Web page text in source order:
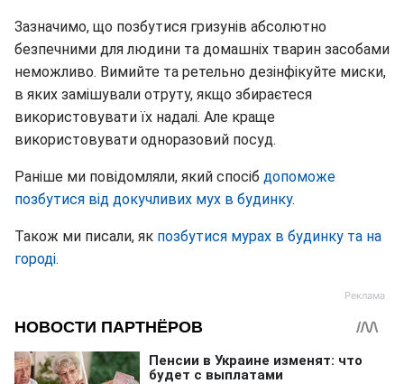
Зазначимо, що позбутися гризунів абсолютно
безпечними для людини та домашніх тварин засобами
неможливо. Вимийте та ретельно дезінфікуйте миски,
в яких замішували отруту, якщо збираєтеся
використовувати їх надалі. Але краще
використовувати одноразовий посуд.
Раніше ми повідомляли, який спосіб допоможе
позбутися від докучливих мух в будинку.
Також ми писали, як позбутися мурах в будинку та на
городі.